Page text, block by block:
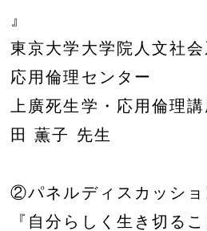
』
東京大学大学院人文社
応用倫理センター
上廣死生学・応用倫理
田 薫子 先生
②パネルディスカッショ
『自分らしく生き切る